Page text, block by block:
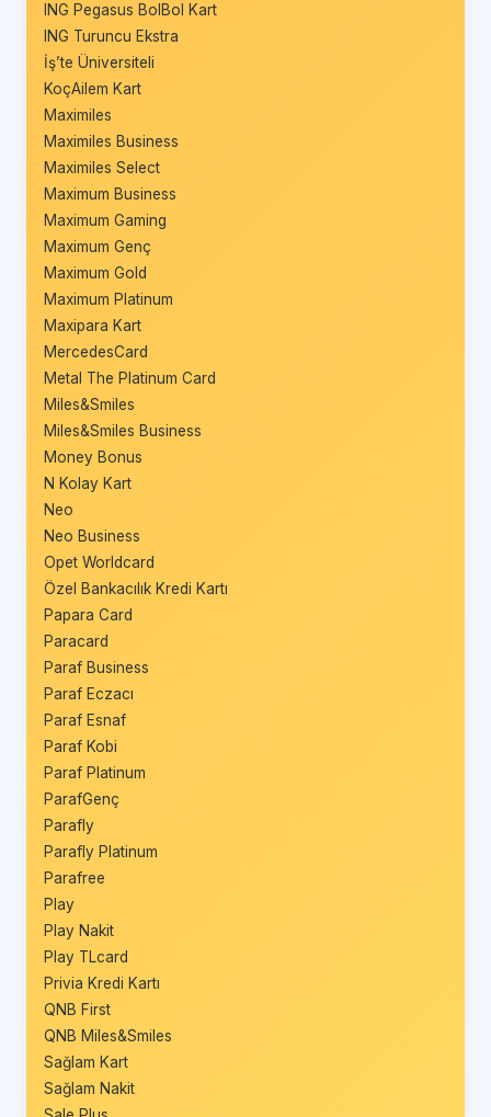
ING Pegasus BolBol Kart
ING Turuncu Ekstra
İş’te Üniversiteli
KoçAilem Kart
Maximiles
Maximiles Business
Maximiles Select
Maximum Business
Maximum Gaming
Maximum Genç
Maximum Gold
Maximum Platinum
Maxipara Kart
MercedesCard
Metal The Platinum Card
Miles&Smiles
Miles&Smiles Business
Money Bonus
N Kolay Kart
Neo
Neo Business
Opet Worldcard
Özel Bankacılık Kredi Kartı
Papara Card
Paracard
Paraf Business
Paraf Eczacı
Paraf Esnaf
Paraf Kobi
Paraf Platinum
ParafGenç
Parafly
Parafly Platinum
Parafree
Play
Play Nakit
Play TLcard
Privia Kredi Kartı
QNB First
QNB Miles&Smiles
Sağlam Kart
Sağlam Nakit